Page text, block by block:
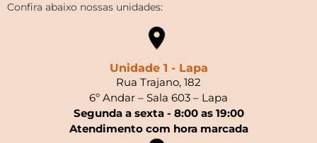
Confira abaixo nossas unidades:
Unidade 1 - Lapa
Rua Trajano, 182
6º Andar – Sala 603 – Lapa
Segunda a sexta - 8:00 as 19:00
Atendimento com hora marcada